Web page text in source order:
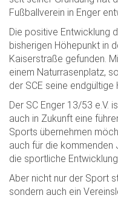
Fußballverein in Enger
Die positive Entwicklung
bisherigen Höhepunkt in
Kaiserstraße gefunden.
einem Naturrasenplatz,
der SCE seine endgültige
Der SC Enger 13/53 e.V.
auch in Zukunft eine
Sports übernehmen
auch für die kommenden
die sportliche
Aber nicht nur der Sport
sondern auch ein